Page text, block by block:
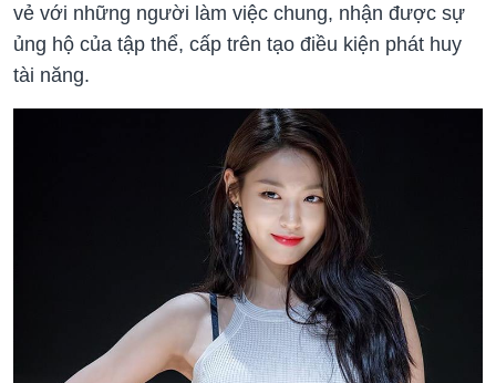
vẻ với những người làm việc chung, nhận được sự
ủng hộ của tập thể, cấp trên tạo điều kiện phát huy
tài năng.